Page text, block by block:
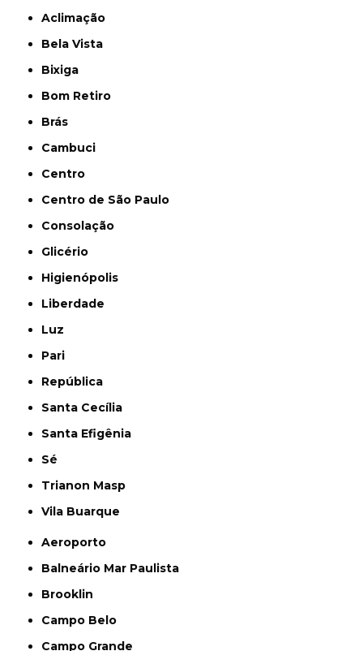
Aclimação
Bela Vista
Bixiga
Bom Retiro
Brás
Cambuci
Centro
Centro de São Paulo
Consolação
Glicério
Higienópolis
Liberdade
Luz
Pari
República
Santa Cecília
Santa Efigênia
Sé
Trianon Masp
Vila Buarque
Aeroporto
Balneário Mar Paulista
Brooklin
Campo Belo
Campo Grande